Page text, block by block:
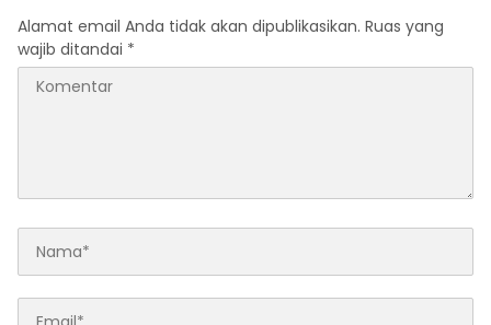
Alamat email Anda tidak akan dipublikasikan. Ruas yang
wajib ditandai *